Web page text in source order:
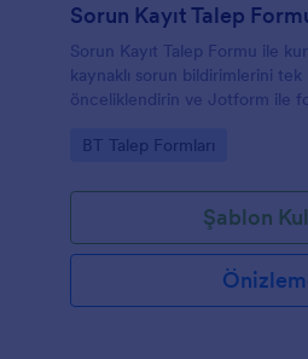
Sorun Kayıt Talep
Sorun Kayıt Talep Formu ile
kaynaklı sorun bildirimlerini tek
önceliklendirin ve Jotform ile
Go to Category:
BT Talep Formları
Şablon